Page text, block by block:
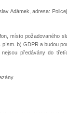
Adámek, adresa:
místo požadovaného
b) GDPR a budou
předávány do